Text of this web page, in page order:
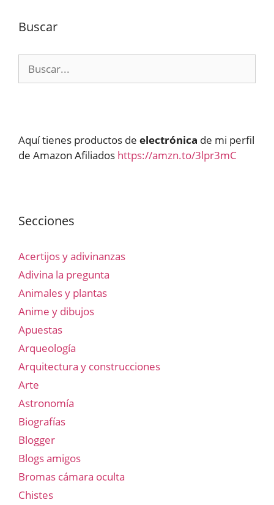
Buscar
Aquí tienes productos de electrónica de mi perfil
de Amazon Afiliados https://amzn.to/3lpr3mC
Secciones
Acertijos y adivinanzas
Adivina la pregunta
Animales y plantas
Anime y dibujos
Apuestas
Arqueología
Arquitectura y construcciones
Arte
Astronomía
Biografías
Blogger
Blogs amigos
Bromas cámara oculta
Chistes